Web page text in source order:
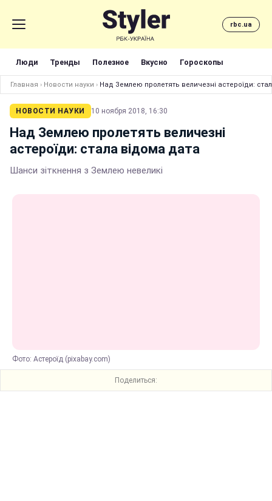
rbc.ua
Люди Тренды Полезное Вкусно Гороскопы
Главная › Новости науки › Над Землею пролетять величезні астероїди:
НОВОСТИ НАУКИ 10 ноября 2018, 16:30
Над Землею пролетять величезні
астероїди: стала відома дата
Шанси зіткнення з Землею невеликі
Фото: Астероїд (pixabay.com)
Поделиться: